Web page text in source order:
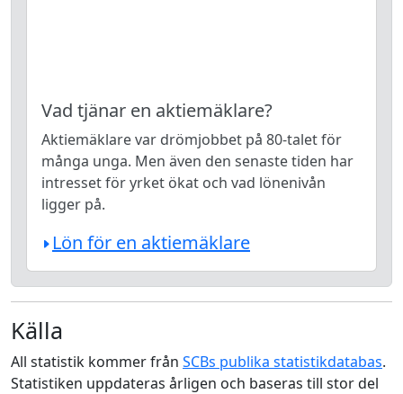
Vad tjänar en aktiemäklare?
Aktiemäklare var drömjobbet på 80-talet för
många unga. Men även den senaste tiden har
intresset för yrket ökat och vad lönenivån
ligger på.
Lön för en aktiemäklare
Källa
All statistik kommer från SCBs publika statistikdatabas.
Statistiken uppdateras årligen och baseras till stor del